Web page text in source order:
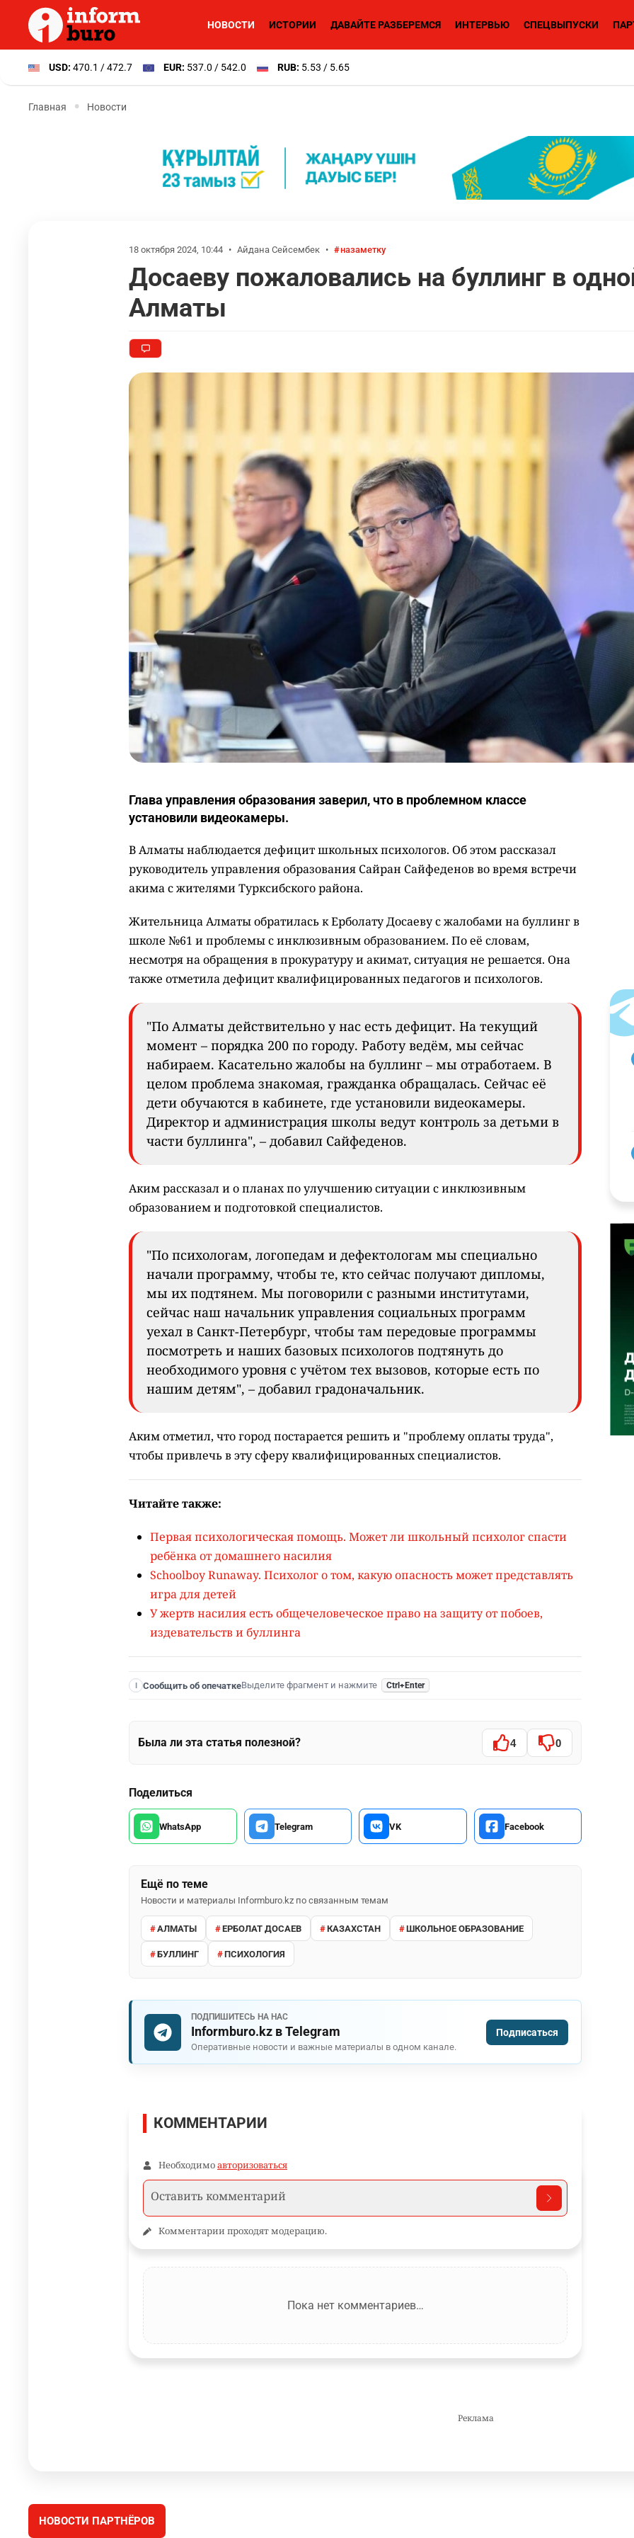
НОВОСТИ ИСТОРИИ ДАВАЙТЕ РАЗБЕРЕМСЯ ИНТЕРВЬЮ СПЕЦВЫПУСКИ
USD: 470.1 / 472.7 EUR: 537.0 / 542.0 RUB: 5.53 / 5.65
Главная Новости
18 октября 2024, 10:44 • Айдана Сейсембек • назаметку
Досаеву пожаловались на буллинг в
Алматы
Глава управления образования заверил, что в проблемном классе
установили видеокамеры.
В Алматы наблюдается дефицит школьных психологов. Об этом рассказал
руководитель управления образования Сайран Сайфеденов во время встречи
акима с жителями Турксибского района.
Жительница Алматы обратилась к Ерболату Досаеву с жалобами на буллинг в
школе №61 и проблемы с инклюзивным образованием. По её словам,
несмотря на обращения в прокуратуру и акимат, ситуация не решается. Она
также отметила дефицит квалифицированных педагогов и психологов.
"По Алматы действительно у нас есть дефицит. На текущий
момент – порядка 200 по городу. Работу ведём, мы сейчас
набираем. Касательно жалобы на буллинг – мы отработаем. В
целом проблема знакомая, гражданка обращалась. Сейчас её
дети обучаются в кабинете, где установили видеокамеры.
Директор и администрация школы ведут контроль за детьми в
части буллинга", – добавил Сайфеденов.
Аким рассказал и о планах по улучшению ситуации с инклюзивным
образованием и подготовкой специалистов.
"По психологам, логопедам и дефектологам мы специально
начали программу, чтобы те, кто сейчас получают дипломы,
мы их подтянем. Мы поговорили с разными институтами,
сейчас наш начальник управления социальных программ
уехал в Санкт-Петербург, чтобы там передовые программы
посмотреть и наших базовых психологов подтянуть до
необходимого уровня с учётом тех вызовов, которые есть по
нашим детям", – добавил градоначальник.
Аким отметил, что город постарается решить и "проблему оплаты труда",
чтобы привлечь в эту сферу квалифицированных специалистов.
Читайте также:
Первая психологическая помощь. Может ли школьный психолог спасти
ребёнка от домашнего насилия
Schoolboy Runaway. Психолог о том, какую опасность может представлять
игра для детей
У жертв насилия есть общечеловеческое право на защиту от побоев,
издевательств и буллинга
I Сообщить об опечаткеВыделите фрагмент и нажмите Ctrl+Enter
Была ли эта статья полезной? 4 0
Поделиться
WhatsApp Telegram VK Facebook
Ещё по теме
Новости и материалы Informburo.kz по связанным темам
АЛМАТЫ ЕРБОЛАТ ДОСАЕВ КАЗАХСТАН ШКОЛЬНОЕ ОБРАЗОВАНИЕ
БУЛЛИНГ ПСИХОЛОГИЯ
ПОДПИШИТЕСЬ НА НАС
Informburo.kz в Telegram
Оперативные новости и важные материалы в одном канале.
Подписаться
КОММЕНТАРИИ
Необходимоавторизоваться
Комментарии проходят модерацию.
Пока нет комментариев…
НОВОСТИ ПАРТНЁРОВ